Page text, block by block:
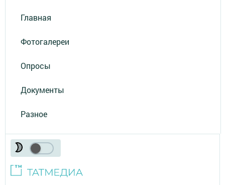
Главная
Фотогалереи
Опросы
Документы
Разное